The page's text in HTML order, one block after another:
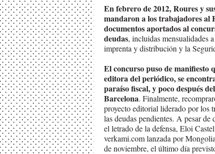
En febrero de 2012, Roures y
mandaron a los trabajadores al
documentos aportados al
deudas, incluidas mensualidades
imprenta y distribución y la
El concurso puso de manifiesto
editora del periódico, se
paraíso fiscal, y poco después
Barcelona. Finalmente,
proyecto editorial liderado por los
las deudas pendientes. A pesar
el letrado de la defensa, Eloi
verkami.com lanzada por
de noviembre, el último día